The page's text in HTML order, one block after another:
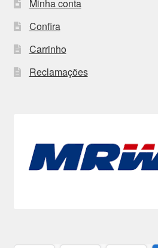
Minha conta
Confira
Carrinho
Reclamações